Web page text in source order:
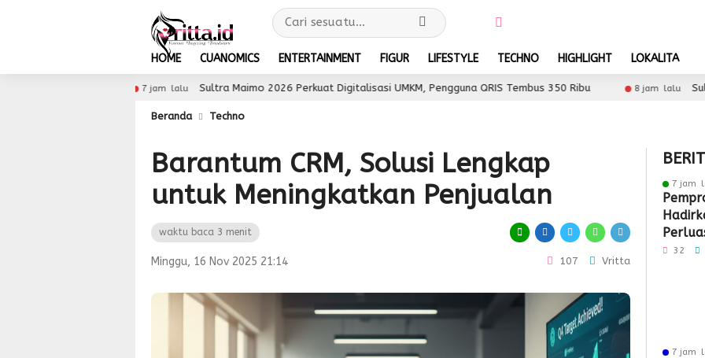
HOME CUANOMICS ENTERTAINMENT FIGUR LIFESTYLE TECHNO HIGHLIGHT LOKALITA
Sultra Maimo 2026 Perkuat Digitalisasi UMKM, Pengguna QRIS Tembus 350 Ribu 8 jam lalu Sultra Maimo
Beranda Techno
Barantum CRM, Solusi Lengkap
untuk Meningkatkan Penjualan
waktu baca 3 menit
Minggu, 16 Nov 2025 21:14 107 Vritta
7 jam
Pasar
32
7 jam